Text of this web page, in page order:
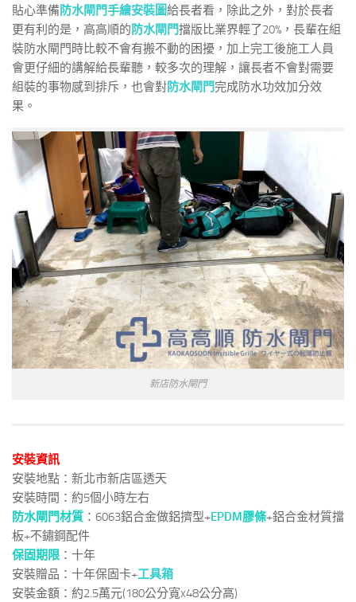
貼心準備防水閘門手繪安裝圖給長者看，除此之外，對於長者
更有利的是，高高順的 防水閘門擋版比業界輕了20%，長輩在組
裝防水閘門時比較不會有搬不動的困擾，加上完工後施工人員
會更仔細的講解給長輩聽，較多次的理解，讓長者不會對需要
組裝的事物感到排斥，也會對防水閘門完成防水功效加分效
果。
新店防水閘門
安裝資訊
安裝地點：新北市新店區透天
安裝時間：約5個小時左右
防水閘門材質 ：6063鋁合金做鋁擠型+EPDM膠條+鋁合金材質擋
板+不鏽鋼配件
保固期限 ：十年
安裝贈品：十年保固卡+工具箱
安裝金額：約2.5萬元(180公分寬x48公分高)